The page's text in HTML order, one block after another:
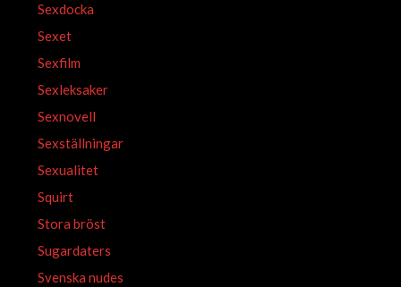
Sexdocka
Sexet
Sexfilm
Sexleksaker
Sexnovell
Sexställningar
Sexualitet
Squirt
Stora bröst
Sugardaters
Svenska nudes